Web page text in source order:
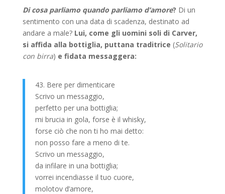
Di cosa parliamo quando parliamo d’amore? Di un
sentimento con una data di scadenza, destinato ad
andare a male?Lui, come gli uomini soli di Carver,
si affida alla bottiglia, puttana traditrice (Solitario
con birra) e fidata messaggera:
43. Bere per dimenticare
Scrivo un messaggio,
perfetto per una bottiglia;
mi brucia in gola, forse è il whisky,
forse ciò che non ti ho mai detto:
non posso fare a meno di te.
Scrivo un messaggio,
da infilare in una bottiglia;
vorrei incendiasse il tuo cuore,
molotov d’amore,